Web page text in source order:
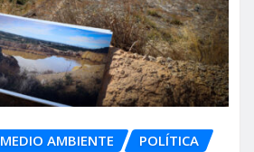
MEDIO AMBIENTE POLÍTICA